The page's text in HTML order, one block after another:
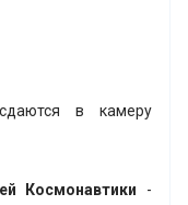
в камеру
Космонавтики -